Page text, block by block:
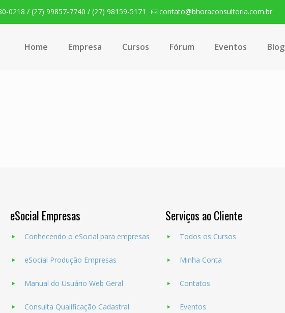
0218 / (27) 99857-7740 / (27) 98159-5171 contato@bhoraconsultoria.com.br
Home Empresa Cursos Fórum Eventos Blog
eSocial Empresas
Conhecendo o eSocial para empresas
eSocial Produção Empresas
Manual do Usuário Web Geral
Consulta Qualificação Cadastral
Serviços ao Cliente
Todos os Cursos
Minha Conta
Contatos
Eventos